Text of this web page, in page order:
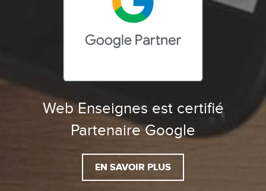
Web Enseignes est certifié
Partenaire Google
EN SAVOIR PLUS